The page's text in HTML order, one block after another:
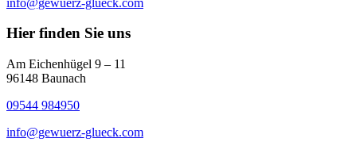
Hier finden Sie uns
Am Eichenhügel 9 – 11
96148 Baunach
09544 984950
info@gewuerz-glueck.com